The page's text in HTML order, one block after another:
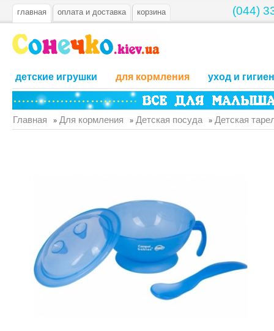
(044)
главная оплата и доставка корзина
детские игрушки для кормления уход и
Главная » Для кормления » Детская посуда » Детская